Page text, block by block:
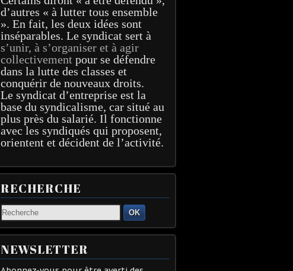
d’autres « à lutter tous ensemble
». En fait, les deux idées sont
inséparables. Le syndicat sert à
s’unir, à s’organiser et à agir
collectivement pour se défendre
dans la lutte des classes et
conquérir de nouveaux droits.
Le syndicat d’entreprise est la
base du syndicalisme, car situé au
plus près du salarié. Il fonctionne
avec les syndiqués qui proposent,
orientent et décident de l’activité.
RECHERCHE
OK
NEWSLETTER